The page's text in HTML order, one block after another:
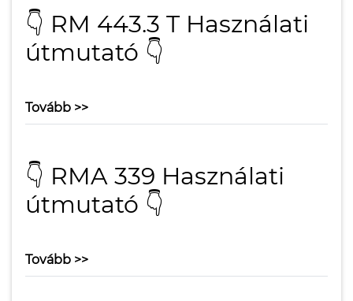
👇 RM 443.3 T Használati
útmutató 👇
Tovább >>
👇 RMA 339 Használati
útmutató 👇
Tovább >>